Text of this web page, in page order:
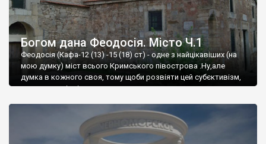
Богом дана Феодосія. Місто Ч.1
Феодосія (Кафа-12 (13) -15 (18) ст) - одне з найцікавіших (на
мою думку) міст всього Кримського півострова .Ну,але
думка в кожного своя, тому щоби розвіяти цей субєктивізм,
запрошую відвідати це